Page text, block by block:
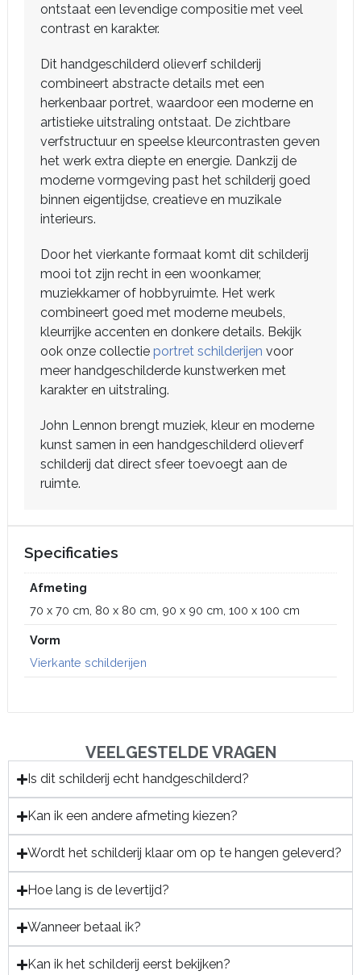
ontstaat een levendige compositie met veel
contrast en karakter.
Dit handgeschilderd olieverf schilderij
combineert abstracte details met een
herkenbaar portret, waardoor een moderne en
artistieke uitstraling ontstaat. De zichtbare
verfstructuur en speelse kleurcontrasten geven
het werk extra diepte en energie. Dankzij de
moderne vormgeving past het schilderij goed
binnen eigentijdse, creatieve en muzikale
interieurs.
Door het vierkante formaat komt dit schilderij
mooi tot zijn recht in een woonkamer,
muziekkamer of hobbyruimte. Het werk
combineert goed met moderne meubels,
kleurrijke accenten en donkere details. Bekijk
ook onze collectie portret schilderijen voor
meer handgeschilderde kunstwerken met
karakter en uitstraling.
John Lennon brengt muziek, kleur en moderne
kunst samen in een handgeschilderd olieverf
schilderij dat direct sfeer toevoegt aan de
ruimte.
Specificaties
Afmeting
70 x 70 cm, 80 x 80 cm, 90 x 90 cm, 100 x 100 cm
Vorm
Vierkante schilderijen
VEELGESTELDE VRAGEN
Is dit schilderij echt handgeschilderd?
Kan ik een andere afmeting kiezen?
Wordt het schilderij klaar om op te hangen geleverd?
Hoe lang is de levertijd?
Wanneer betaal ik?
Kan ik het schilderij eerst bekijken?